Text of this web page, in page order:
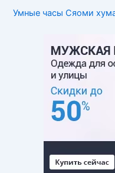
Умные часы Cяоми